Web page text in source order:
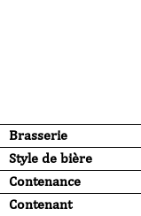
Brasserie
Style de bière
Contenance
Contenant